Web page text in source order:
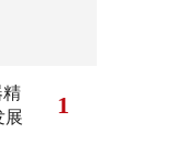
精
展
1